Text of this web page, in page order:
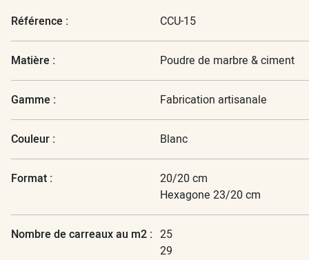
Référence : CCU-15
Matière : Poudre de marbre & ciment
Gamme : Fabrication artisanale
Couleur : Blanc
Format :
20/20 cm
Hexagone 23/20 cm
Nombre de carreaux au m2 : 25
29